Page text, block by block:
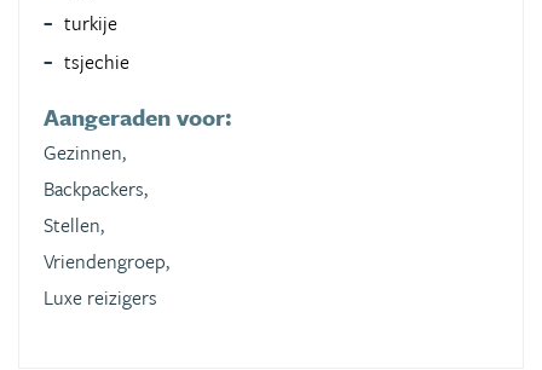
turkije
tsjechie
Aangeraden voor:
Gezinnen,
Backpackers,
Stellen,
Vriendengroep,
Luxe reizigers